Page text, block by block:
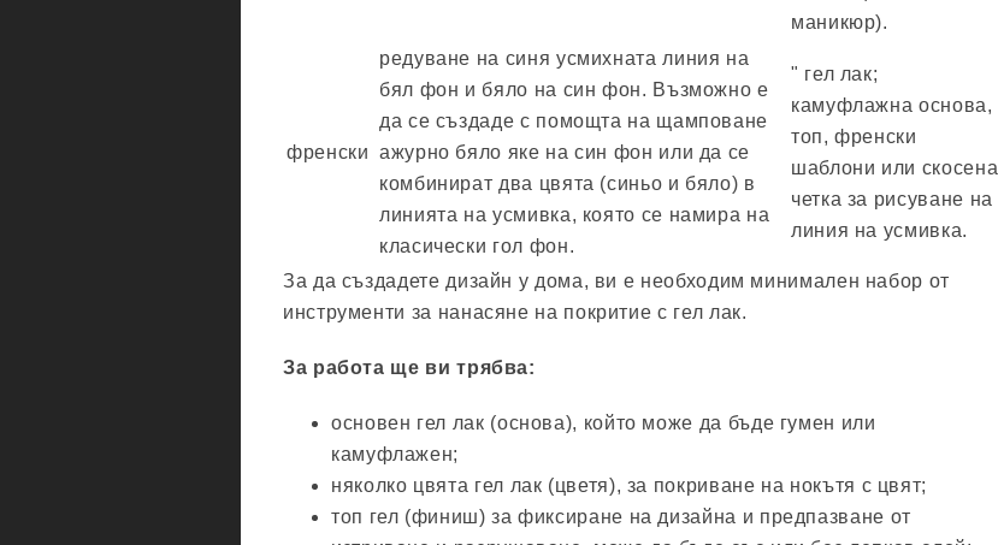
маникюр).
френски
редуване на синя усмихната линия на
бял фон и бяло на син фон. Възможно е
да се създаде с помощта на щамповане
ажурно бяло яке на син фон или да се
комбинират два цвята (синьо и бяло) в
линията на усмивка, която се намира на
класически гол фон.
" гел лак;
камуфлажна основа,
топ, френски
шаблони или скосена
четка за рисуване на
линия на усмивка.
За да създадете дизайн у дома, ви е необходим минимален набор от
инструменти за нанасяне на покритие с гел лак.
За работа ще ви трябва:
основен гел лак (основа), който може да бъде гумен или
камуфлажен;
няколко цвята гел лак (цветя), за покриване на нокътя с цвят;
топ гел (финиш) за фиксиране на дизайна и предпазване от